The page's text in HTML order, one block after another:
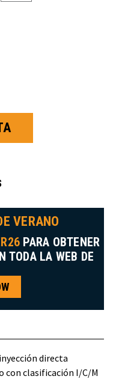
VERANO
PARA OBTENER
TODA LA WEB DE
directa
con clasificación I/C/M